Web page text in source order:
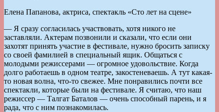
Елена Папанова, актриса, спектакль «Сто лет на сцене»
— Я сразу согласилась участвовать, хотя никого не
заставляли. Актерам позвонили и сказали, что если они
захотят принять участие в фестивале, нужно бросить записку
со своей фамилией в специальный ящик. Общаться с
молодыми режиссерами — огромное удовольствие. Когда
долго работаешь в одном театре, закостеневаешь. А тут какая-
то новая волна, что-то свежее. Мне понравились почти все
спектакли, которые были на фестивале. Я считаю, что наш
режиссер — Талгат Баталов — очень способный парень, и я
рада, что с ним познакомилась.